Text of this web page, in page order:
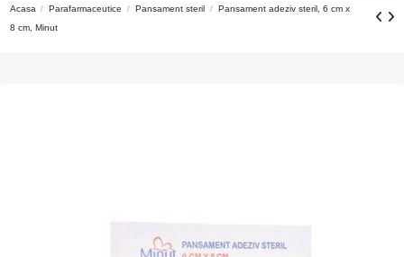
Acasa Parafarmaceutice Pansament steril
Pansament adeziv steril, 6 cm x
8 cm, Minut